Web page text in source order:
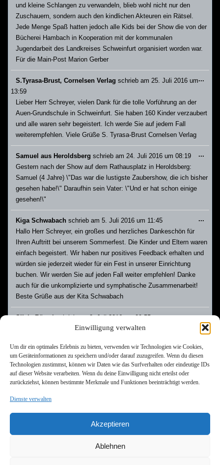
Einwilligung verwalten
Um dir ein optimales Erlebnis zu bieten, verwenden wir Technologien wie Cookies,
um Geräteinformationen zu speichern und/oder darauf zuzugreifen. Wenn du diesen
Technologien zustimmst, können wir Daten wie das Surfverhalten oder eindeutige IDs
auf dieser Website verarbeiten. Wenn du deine Einwilligung nicht erteilst oder
zurückziehst, können bestimmte Merkmale und Funktionen beeinträchtigt werden.
Dienste verwalten
Akzeptieren
Ablehnen
und kleine Schlangen zu verwandeln, blieb wohl nicht nur den
Zuschauern, sondern auch den kindlichen Akteuren ein Rätsel.
Jede Menge Spaß hatten jedoch alle Kids bei der Show die von der
Bücherei Hambach in Kooperation mit der kommunalen
Jugendarbeit des Landkreises Schweinfurt organisiert worden war.
Für die Main-Post Marion Gerber
S.Tyrasa-Brust, Cornelsen Verlagschrieb am 25. Juli 2016 um
13:59
Lieber Herr Schreyer, vielen Dank für die tolle Vorführung an der
Auen-Grundschule in Schweinfurt. Sie haben 160 Kinder verzaubert
und alle waren sehr begeistert. Ich werde Sie auf jedem Fall
weiterempfehlen. Viele Grüße S. Tyrasa-Brust Cornelsen Verlag
...
Samuel aus Heroldsbergschrieb am 24. Juli 2016 um 08:19
Gestern nach der Show auf dem Rathausplatz in Heroldsberg:
Samuel (4 Jahre) \"Das war die lustigste Zaubershow, die ich bisher
gesehen habe!\" Daraufhin sein Vater: \"Und er hat schon einige
gesehen!\"
...
Kiga Schwabachschrieb am 5. Juli 2016 um 11:45
Hallo Herr Schreyer, ein großes und herzliches Dankeschön für
Ihren Auftritt bei unserem Sommerfest. Die Kinder und Eltern waren
einfach begeistert. Wir haben nur positives Feedback erhalten und
würden sie jederzeit wieder für ein Fest in unserer Einrichtung
buchen. Wir werden Sie auf jeden Fall weiter empfehlen! Danke
auch für die unkomplizierte und symphatische Zusammenarbeit!
Beste Grüße aus der Kita Schwabach
...
Silvia Rützelschrieb am2. Juli 2016 um 09:55
Hallo Matthias, noch mal ganz herzlichen Dank für diesen super
hat es super gefallen. Den großen und kleinen Kindern hat es super
Spass gemacht, das hat man gesehen. Wie schön war das
anzusehen, jeder wollte mit dir zaubern. Beste Grüße Silvia und
Rudi
...Diese
ein-/
der
Gästebuchliste
Zauberer Würzburg, Zauberer Frankfurt, Zauberer Nürnberg,